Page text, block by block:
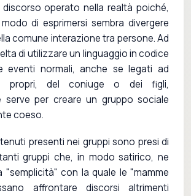
operato nella realtà poiché,
di esprimersi sembra divergere
comune interazione tra persone. Ad
di utilizzare un linguaggio in codice
eventi normali, anche se legati ad
propri, del coniuge o dei figli,
serve per creare un gruppo sociale
coeso.
presenti nei gruppi sono presi di
gruppi che, in modo satirico, ne
"semplicità" con la quale le "mamme
affrontare discorsi altrimenti